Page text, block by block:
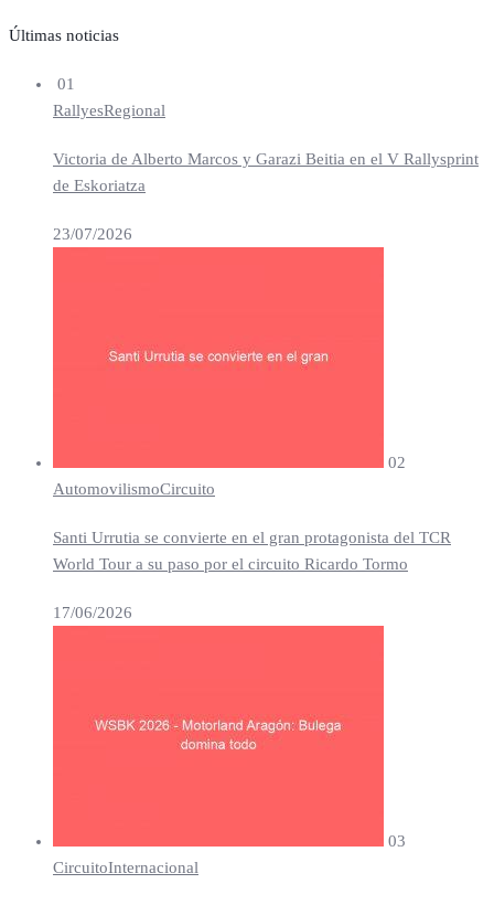
Últimas noticias
01
RallyesRegional
Victoria de Alberto Marcos y Garazi Beitia en el V Rallysprint
de Eskoriatza
23/07/2026
02
AutomovilismoCircuito
Santi Urrutia se convierte en el gran protagonista del TCR
World Tour a su paso por el circuito Ricardo Tormo
17/06/2026
03
CircuitoInternacional